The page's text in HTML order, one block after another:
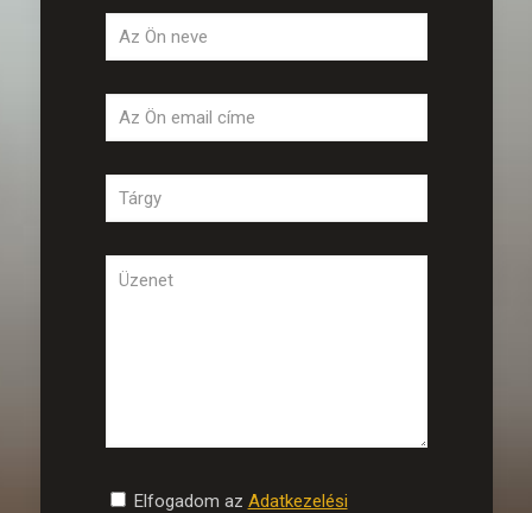
Elfogadom az Adatkezelési